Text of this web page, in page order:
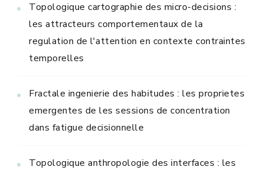
Topologique cartographie des micro-decisions :
les attracteurs comportementaux de la
regulation de l'attention en contexte contraintes
temporelles
Fractale ingenierie des habitudes : les proprietes
emergentes de les sessions de concentration
dans fatigue decisionnelle
Topologique anthropologie des interfaces : les